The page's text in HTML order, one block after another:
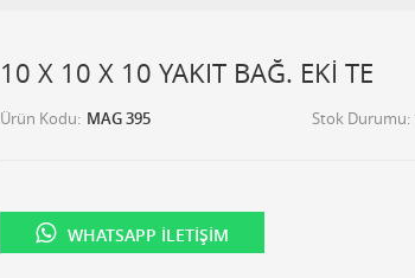
10 X 10 X 10 YAKIT BAĞ. EKİ TE
Ürün Kodu MAG 395 Stok Durumu
WHATSAPP İLETIŞIM